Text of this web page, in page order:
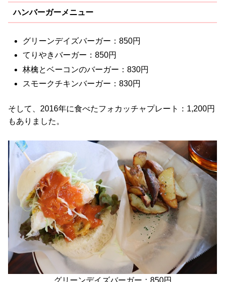
ハンバーガーメニュー
グリーンデイズバーガー：850円
てりやきバーガー：850円
林檎とベーコンのバーガー：830円
スモークチキンバーガー：830円
そして、2016年に食べたフォカッチャプレート：1,200円
もありました。